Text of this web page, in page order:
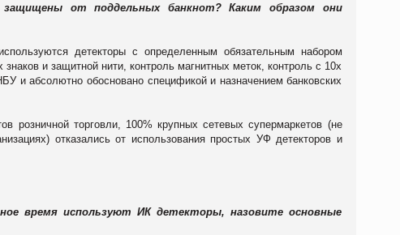
от поддельных банкнот? Каким образом они
детекторы с определенным обязательным набором
и защитной нити, контроль магнитных меток, контроль с 10х
и абсолютно обосновано спецификой и назначением банковских
розничной торговли, 100% крупных сетевых супермаркетов (не
отказались от использования простых УФ детекторов и
время используют ИК детекторы, назовите основные